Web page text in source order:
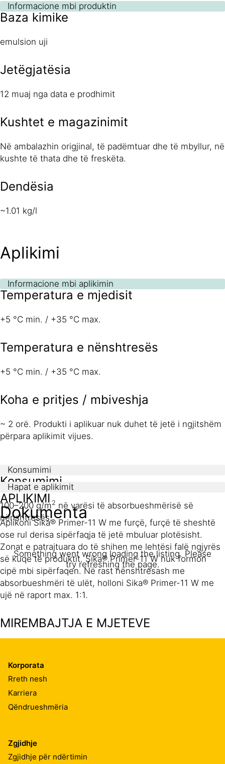
Informacione mbi produktin
Baza kimike
emulsion uji
Jetëgjatësia
12 muaj nga data e prodhimit
Kushtet e magazinimit
Në ambalazhin origjinal, të padëmtuar dhe të mbyllur, në
kushte të thata dhe të freskëta.
Dendësia
~1.01 kg/l
Aplikimi
Informacione mbi aplikimin
Temperatura e mjedisit
+5 °C min. / +35 °C max.
Temperatura e nënshtresës
+5 °C min. / +35 °C max.
Koha e pritjes / mbiveshja
~ 2 orë. Produkti i aplikuar nuk duhet të jetë i ngjitshëm
përpara aplikimit vijues.
Konsumimi
Konsumimi
100–200 g/m2 në varësi të absorbueshmërisë së
nënshtresës.
Hapat e aplikimit
APLIKIMI
Aplikoni Sika® Primer-11 W me furçë, furçë të sheshtë
ose rul derisa sipërfaqja të jetë mbuluar plotësisht.
Zonat e patrajtuara do të shihen me lehtësi falë ngjyrës
së kuqe të produktit. Sika® Primer-11 W nuk formon
cipë mbi sipërfaqen. Në rast nënshtresash me
absorbueshmëri të ulët, holloni Sika® Primer-11 W me
ujë në raport max. 1:1.
MIRËMBAJTJA E MJETEVE
mund të hiqet vetëm mekanikisht.
Dokumenta
Something went wrong loading the listing. Please
try refreshing the page.
Korporata
Rreth nesh
Karriera
Qëndrueshmëria
Zgjidhje
Zgjidhje për ndërtimin